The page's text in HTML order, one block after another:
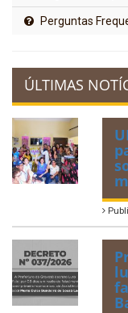
Perguntas
ÚLTIMAS